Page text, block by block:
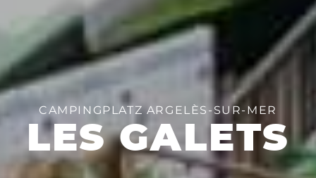
CAMPINGPLATZ ARGELÈS-SUR-MER
LES GALETS